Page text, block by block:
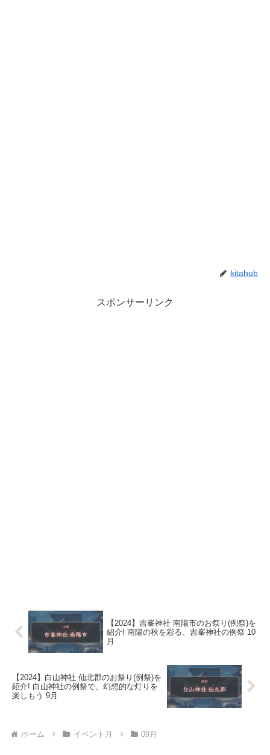
kitahub
スポンサーリンク
【2024】吉峯神社 南陽市のお祭り(例祭)を
紹介! 南陽の秋を彩る、吉峯神社の例祭 10
月
【2024】白山神社 仙北郡のお祭り(例祭)を
紹介! 白山神社の例祭で、幻想的な灯りを
楽しもう 9月
ホーム イベント月 09月